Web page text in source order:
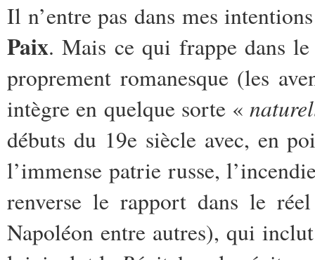
Il n’entre pas dans mes
Paix. Mais ce qui frappe dans
proprement romanesque (les
intègre en quelque sorte «
débuts du 19e siècle avec, en
l’immense patrie russe,
renverse le rapport dans le
Napoléon entre autres), qui